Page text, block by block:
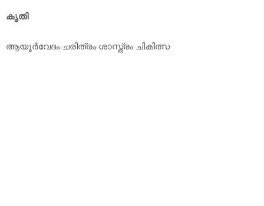
കൃതി
ആയൂര്‍വേദം ചരിത്രം ശാസ്ത്രം ചികിത്സ